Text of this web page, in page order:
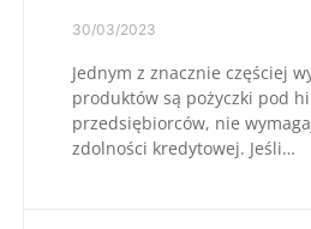
30/03/2023
Jednym z znacznie częściej
produktów są pożyczki pod
przedsiębiorców, nie
zdolności kredytowej. Jeśli…